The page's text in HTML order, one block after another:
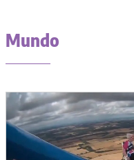
Mundo